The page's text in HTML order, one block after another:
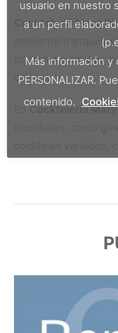
Cocktelería Mary
ambiente tranquilo
tu pareja o amigos
calidad.
EnCocktelería
mundiales, como
usuario en nuestro
a un perfil
Más información
PERSONALIZAR.
contenido.